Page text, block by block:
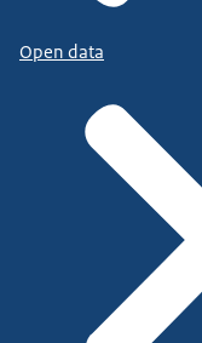
Open data